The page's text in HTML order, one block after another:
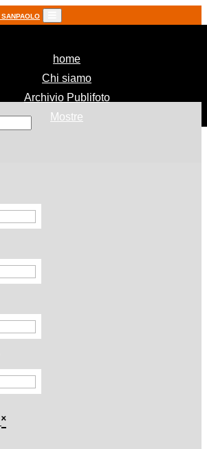
home(current)
Chi siamo
Archivio Publifoto
Mostre
˟